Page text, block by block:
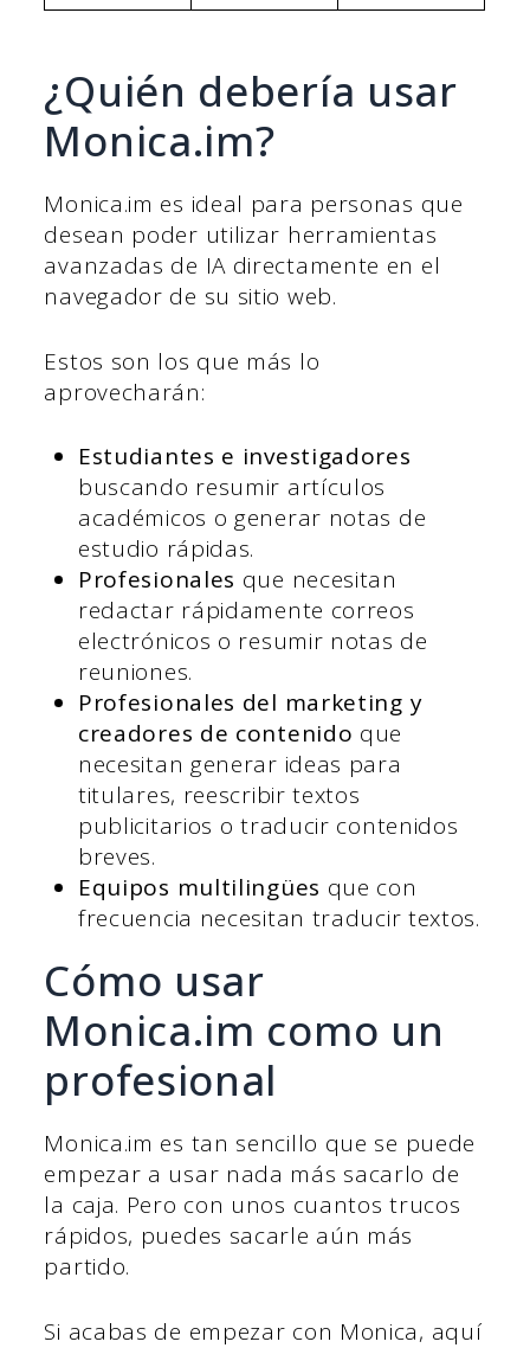
¿Quién debería usar
Monica.im?
Monica.im es ideal para personas que
desean poder utilizar herramientas
avanzadas de IA directamente en el
navegador de su sitio web.
Estos son los que más lo
aprovecharán:
Estudiantes e investigadores
buscando resumir artículos
académicos o generar notas de
estudio rápidas.
Profesionales que necesitan
redactar rápidamente correos
electrónicos o resumir notas de
reuniones.
Profesionales del marketing y
creadores de contenido que
necesitan generar ideas para
titulares, reescribir textos
publicitarios o traducir contenidos
breves.
Equipos multilingües que con
frecuencia necesitan traducir textos.
Cómo usar
Monica.im como un
profesional
Monica.im es tan sencillo que se puede
empezar a usar nada más sacarlo de
la caja. Pero con unos cuantos trucos
rápidos, puedes sacarle aún más
partido.
Si acabas de empezar con Monica, aquí